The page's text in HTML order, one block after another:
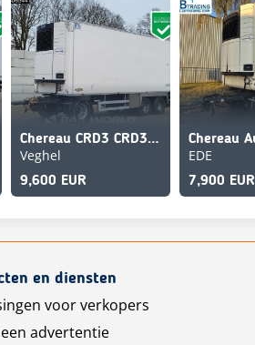
Chereau CRD3 CRD3 3 axles Flower Width
Veghel
9,600 EUR
EDE
7,900 EUR
en diensten
voor verkopers
advertentie